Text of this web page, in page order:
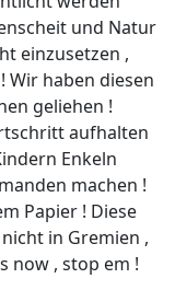
und Natur
einzusetzen ,
haben diesen
geliehen !
aufhalten
Enkeln
machen !
Papier ! Diese
in Gremien ,
now , stop em !